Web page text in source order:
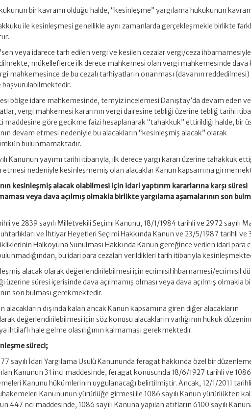
bir kavramı olduğu halde, “kesinleşme” yargılama hukukunun
ile kesinleşmesi genellikle aynı zamanlarda gerçekleşmekle birlikte
veya idarece tarh edilen vergi ve kesilen cezalar vergi/ceza ihbarnamesiyle
mükelleflerce ilk derece mahkemesi olan vergi mahkemesinde dava
mahkemesince de bu cezalı tarhiyatların onanması (davanın reddedilmesi)
başvurulabilmektedir.
bölge idare mahkemesinde, temyiz incelemesi Danıştay’da devam eden
vergi mahkemesi kararının vergi dairesine tebliği üzerine tebliğ tarihi
maddesine göre gecikme faizi hesaplanarak “tahakkuk” ettirildiği halde, bir
devam etmesi nedeniyle bu alacakların “kesinleşmiş alacak” olarak
bulunmamaktadır.
Kanunun yayımı tarihi itibarıyla, ilk derece yargı kararı üzerine tahakkuk
etmesi nedeniyle kesinleşmemiş olan alacaklar Kanun kapsamına
kesinleşmiş alacak olabilmesi için idari yaptırım kararlarına karşı süresi
veya dava açılmış olmakla birlikte yargılama aşamalarının son
ve 2839 sayılı Milletvekili Seçimi Kanunu, 18/1/1984 tarihli ve 2972 sayılı
ve İhtiyar Heyetleri Seçimi Hakkında Kanun ve 23/5/1987 tarihli ve
Halkoyuna Sunulması Hakkında Kanun gereğince verilen idari para
bu idari para cezaları verildikleri tarih itibarıyla
alacak olarak değerlendirilebilmesi için ecrimisil ihbarnamesi/ecrimisil
üzerine süresi içerisinde dava açılmamış olması veya dava açılmış olmakla
son bulması gerekmektedir.
alacakların dışında kalan ancak Kanun kapsamına giren diğer alacakların
değerlendirilebilmesi için söz konusu alacakların varlığının hukuk
ihtilaflı hale gelme olasılığının kalmaması gerekmektedir.
süreci;
sayılı İdari Yargılama Usulü Kanununda feragat hakkında özel bir
Kanunun 31 inci maddesinde, feragat konusunda 18/6/1927 tarihli ve 1086
Kanunu hükümlerinin uygulanacağı belirtilmiştir. Ancak, 12/1/2011
Kanununun yürürlüğe girmesi ile 1086 sayılı Kanun yürürlükten
447 nci maddesinde, 1086 sayılı Kanuna yapılan atıfların 6100 sayılı